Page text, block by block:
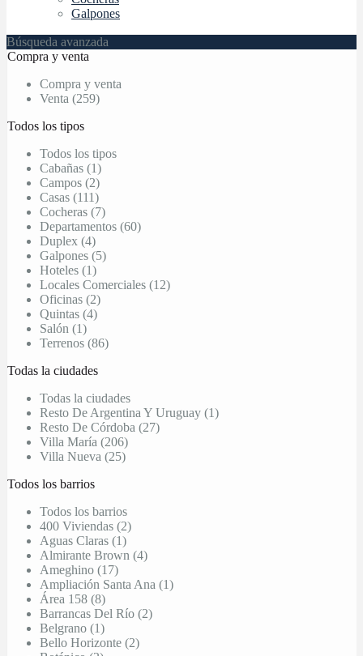
Galpones
Búsqueda avanzada
Compra y venta
Compra y venta
Venta (259)
Todos los tipos
Todos los tipos
Cabañas (1)
Campos (2)
Casas (111)
Cocheras (7)
Departamentos (60)
Duplex (4)
Galpones (5)
Hoteles (1)
Locales Comerciales (12)
Oficinas (2)
Quintas (4)
Salón (1)
Terrenos (86)
Todas la ciudades
Todas la ciudades
Resto De Argentina Y Uruguay (1)
Resto De Córdoba (27)
Villa María (206)
Villa Nueva (25)
Todos los barrios
Todos los barrios
400 Viviendas (2)
Aguas Claras (1)
Almirante Brown (4)
Ameghino (17)
Ampliación Santa Ana (1)
Área 158 (8)
Barrancas Del Río (2)
Belgrano (1)
Bello Horizonte (2)